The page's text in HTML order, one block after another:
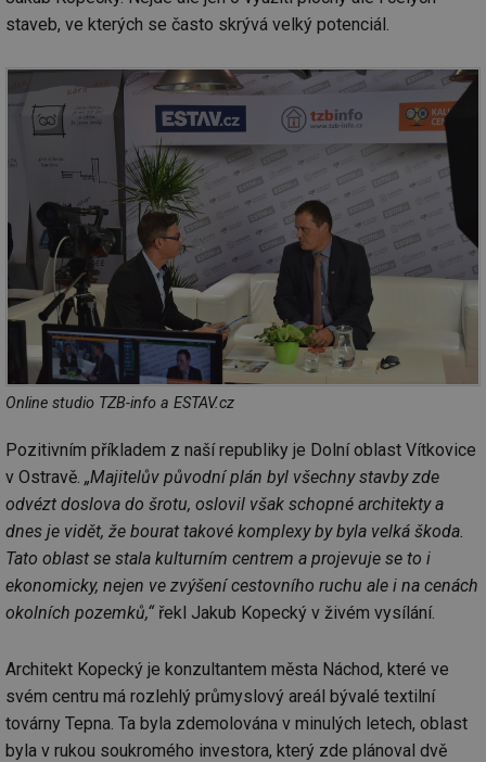
staveb, ve kterých se často skrývá velký potenciál.
Online studio TZB-info a ESTAV.cz
Pozitivním příkladem z naší republiky je Dolní oblast Vítkovice
v Ostravě. „Majitelův původní plán byl všechny stavby zde
odvézt doslova do šrotu, oslovil však schopné architekty a
dnes je vidět, že bourat takové komplexy by byla velká škoda.
Tato oblast se stala kulturním centrem a projevuje se to i
ekonomicky, nejen ve zvýšení cestovního ruchu ale i na cenách
okolních pozemků,“řekl Jakub Kopecký v živém vysílání.
Architekt Kopecký je konzultantem města Náchod, které ve
svém centru má rozlehlý průmyslový areál bývalé textilní
továrny Tepna. Ta byla zdemolována v minulých letech, oblast
byla v rukou soukromého investora, který zde plánoval dvě